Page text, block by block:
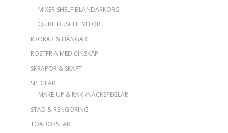
MIXER SHELF BLANDARKORG
QUBE DUSCHHYLLOR
KROKAR & HÄNGARE
ROSTFRIA MEDICINSKÅP
SKRAPOR & SKAFT
SPEGLAR
MAKE-UP & RAK-/NACKSPEGLAR
STÄD & RENGÖRING
TOABORSTAR